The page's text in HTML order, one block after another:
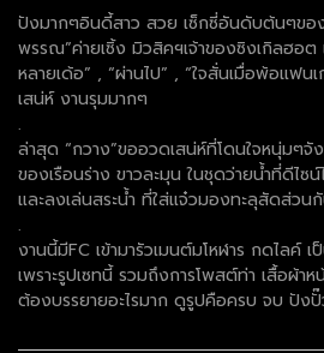
ปังมากๆอินดี้สาว สวย เซ็กซี่อันดับต้นๆขอ
พรรณ”ค่ายเซิ้ง มิวสิคฯเจ้าของซิงเกิลฮอต
หลายเด้อ” , “ผ่านไป” , “ใจสั่นเมื่อพ้อแฟน
เสน่ห์ งานรุมมากๆ
.
ล่าสุด “กวาง”ขออวดเสน่ห์ที่โดนใจหนุ่มๆจั
ของเรือนร่าง ขาวละมุน ในชุดว่ายน้ำที่ดีไซ
และลงเล่นสระน้ำ ที่ใส่แจ๋วมองทะลุสัดส่วน
.
งานนี้มีFC เข้ามารัวเมนต์มโหฬาร กดไลค์
เพราะรูปเซทนี้ รวมถึงการโพสต์ท่า เสื้อผ้า
ต้องบรรยายอะไรมาก ดูรูปคือครบ จบ ปังปั๊